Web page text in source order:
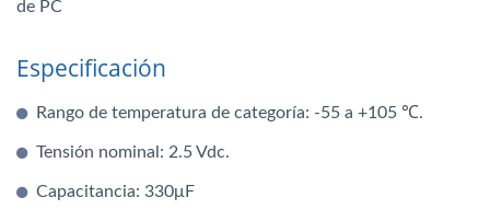
de PC
Especificación
Rango de temperatura de categoría: -55 a +105 ℃.
Tensión nominal: 2.5 Vdc.
Capacitancia: 330μF